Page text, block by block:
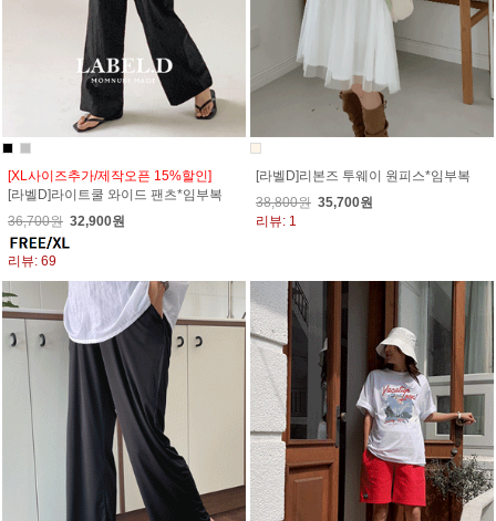
[XL사이즈추가/제작오픈 15%할인]
[라벨D]라이트쿨 와이드 팬츠*임부복
36,700원 32,900원
리뷰: 69
[라벨D]리본즈 투웨이 원피스*임부복
38,800원 35,700원
리뷰: 1